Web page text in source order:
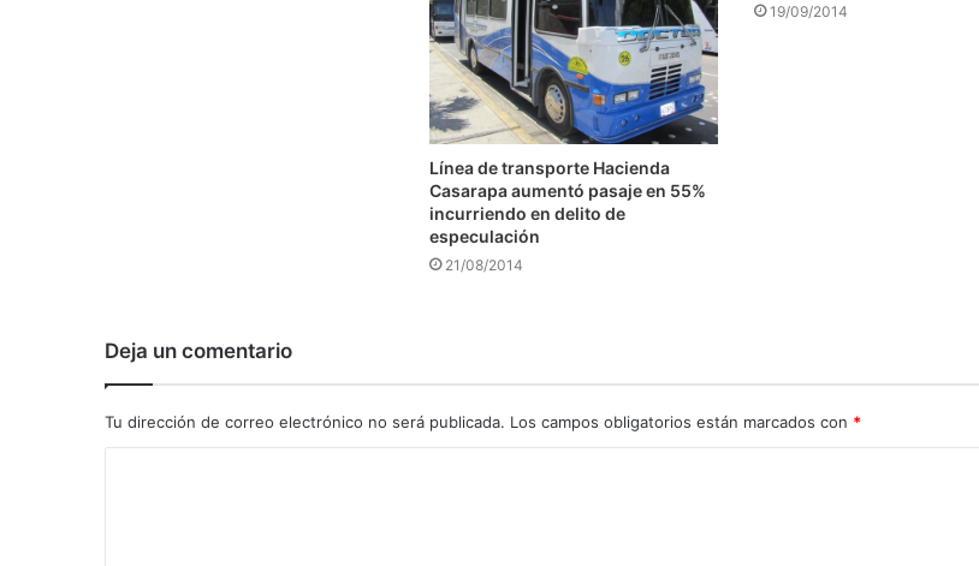
Línea de transporte Hacienda
Casarapa aumentó pasaje en 55%
incurriendo en delito de
especulación
21/08/2014
19/09/2014
Deja un comentario
Tu dirección de correo electrónico no será publicada. Los campos obligatorios están marcados con *